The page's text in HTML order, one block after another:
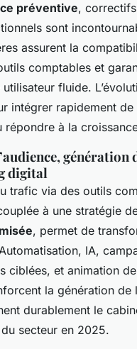
préventive,
sont
assurent la
comptables et
fluide.
intégrer rapidement de
répondre à la
génération
digital
trafic via des outils
à une stratégie
, permet de
IA,
ciblées, et animation
la génération de
durablement le
secteur en 2025.